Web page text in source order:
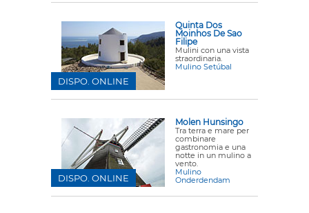
Quinta Dos
Moinhos De Sao
Filipe
Mulini con una vista
straordinaria.
Mulino Setúbal
DISPO. ONLINE
Molen Hunsingo
Tra terra e mare per
combinare
gastronomia e una
notte in un mulino a
vento.
Mulino
Onderdendam
DISPO. ONLINE